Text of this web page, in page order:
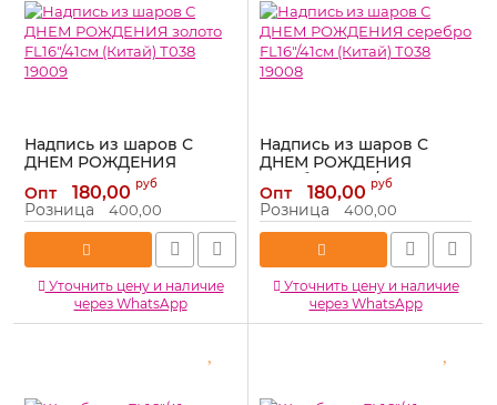
Надпись из шаров С
ДНЕМ РОЖДЕНИЯ
золото FL16"/41см (Китай)
Т038 19009
Артикул: 19009
Опт 180,00 руб
Розница 400,00
Уточнить цену и наличие
через WhatsApp
Надпись из шаров С
ДНЕМ РОЖДЕНИЯ
серебро FL16"/41см
(Китай) Т038 19008
Артикул: 19008
Опт 180,00 руб
Розница 400,00
Уточнить цену и наличие
через WhatsApp